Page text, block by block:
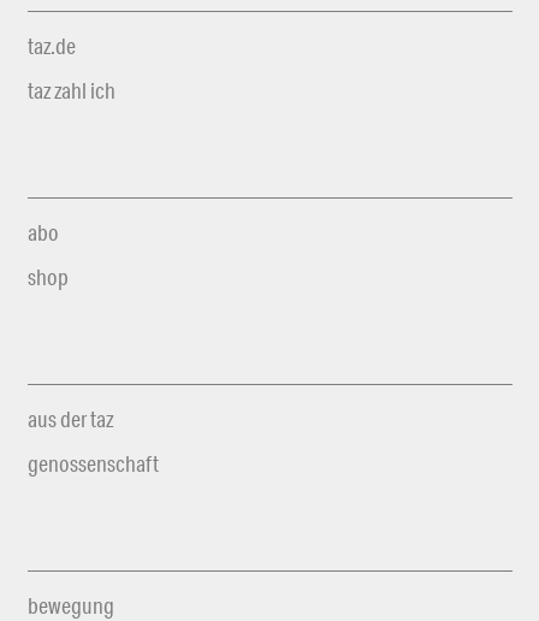
taz.de
taz zahl ich
abo
shop
aus der taz
genossenschaft
bewegung